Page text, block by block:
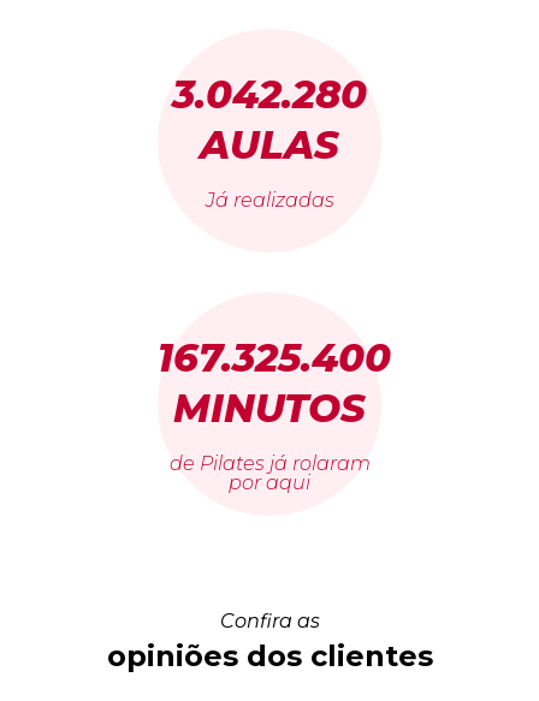
3.042.280
AULAS
Já realizadas
167.325.400
MINUTOS
de Pilates já rolaram
por aqui
Confira as
opiniões dos clientes